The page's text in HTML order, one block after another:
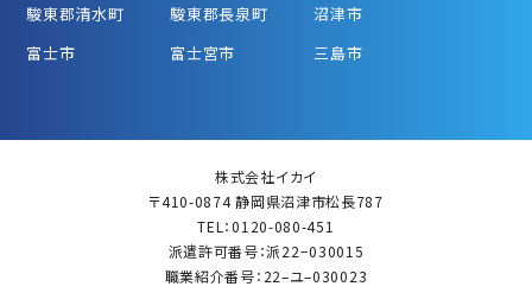
駿東郡清水町
駿東郡長泉町
沼津市
富士市
富士宮市 三島市
株式会社イカイ
〒410-0874 静岡県沼津市松長787
TEL：0120-080-451
派遣許可番号：派22−030015
職業紹介番号：22–ユ–030023